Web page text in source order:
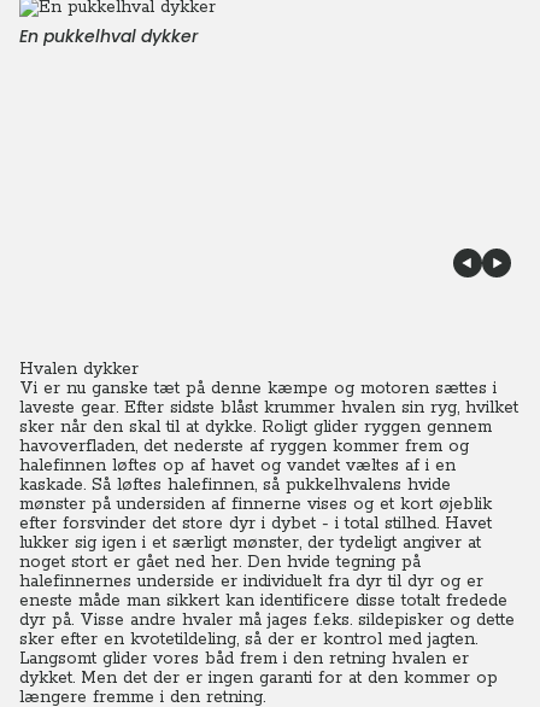
En pukkelhval dykker
Hvalen dykker
Vi er nu ganske tæt på denne kæmpe og motoren sættes i
laveste gear. Efter sidste blåst krummer hvalen sin ryg, hvilket
sker når den skal til at dykke. Roligt glider ryggen gennem
havoverfladen, det nederste af ryggen kommer frem og
halefinnen løftes op af havet og vandet væltes af i en
kaskade. Så løftes halefinnen, så pukkelhvalens hvide
mønster på undersiden af finnerne vises og et kort øjeblik
efter forsvinder det store dyr i dybet - i total stilhed. Havet
lukker sig igen i et særligt mønster, der tydeligt angiver at
noget stort er gået ned her. Den hvide tegning på
halefinnernes underside er individuelt fra dyr til dyr og er
eneste måde man sikkert kan identificere disse totalt fredede
dyr på. Visse andre hvaler må jages f.eks. sildepisker og dette
sker efter en kvotetildeling, så der er kontrol med jagten.
Langsomt glider vores båd frem i den retning hvalen er
dykket. Men det der er ingen garanti for at den kommer op
længere fremme i den retning.